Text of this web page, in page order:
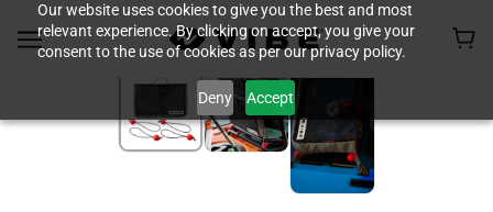
Our website uses cookies to give you the best and most
relevant experience. By clicking on accept, you give your
consent to the use of cookies as per our privacy policy.
Deny Accept